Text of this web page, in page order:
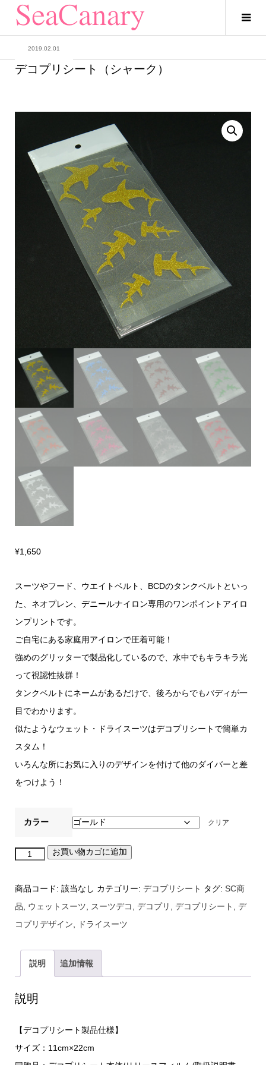
2019.02.01
デコプリシート（シャーク）
¥1,650
スーツやフード、ウエイトベルト、BCDのタンクベルトといっ
た、ネオプレン、デニールナイロン専用のワンポイントアイロ
ンプリントです。
ご自宅にある家庭用アイロンで圧着可能！
強めのグリッターで製品化しているので、水中でもキラキラ光
って視認性抜群！
タンクベルトにネームがあるだけで、後ろからでもバディが一
目でわかります。
似たようなウェット・ドライスーツはデコプリシートで簡単カ
スタム！
いろんな所にお気に入りのデザインを付けて他のダイバーと差
をつけよう！
カラー クリア
プ
リ
シ
（シ
ャ
ク）
個
お買い物カゴに追加
商品コード: 該当なし カテゴリー: デコプリシート タグ: SC商
品
ウェットスーツ スーツデコ デコプリ デコプリシート
デ
コプリデザイン
ドライスーツ
説明 追加情報
説明
【デコプリシート製品仕様】
サイズ：11cm×22cm